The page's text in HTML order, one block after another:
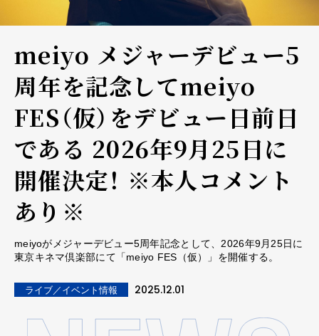
meiyo メジャーデビュー5
周年を記念してmeiyo
FES（仮）をデビュー日前日
である 2026年9月25日に
開催決定！ ※本人コメント
あり※
meiyoがメジャーデビュー5周年記念として、2026年9月25日に
東京キネマ倶楽部にて「meiyo FES（仮）」を開催する。
ライブ／イベント情報 2025.12.01